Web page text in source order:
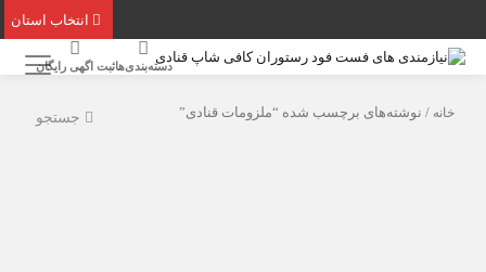
انتخاب استان
دسته‌بندی‌هاثبت اگهی رایگان
جستجو خانه/ نوشته‌های برچسب شده “ملزومات قنادی”